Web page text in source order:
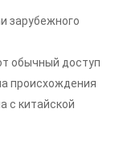
зарубежного
обычный доступ
происхождения
с китайской